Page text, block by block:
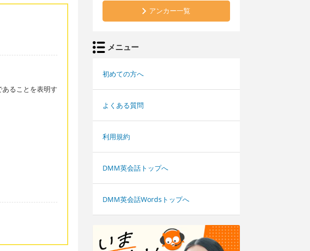
あることを表明す
アンカー一覧
メニュー
初めての方へ
よくある質問
利用規約
DMM英会話トップへ
DMM英会話Wordsトップへ